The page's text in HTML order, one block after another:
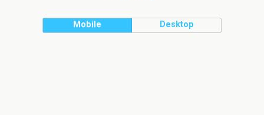
Mobile Desktop